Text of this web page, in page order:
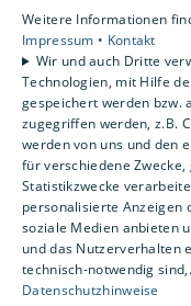
Leistungen
Privatkunden
Karriere
Unternehmen
Standorte
Rotenburg
Weitere Informationen
Impressum • Kontakt
Wir und auch Dritte
Technologien, mit Hilfe
gespeichert werden bzw.
zugegriffen werden, z.B.
werden von uns und den
für verschiedene
Statistikzwecke
personalisierte Anzeigen
soziale Medien anbieten
und das Nutzerverhalten
technisch-notwendig
Datenschutzhinweise